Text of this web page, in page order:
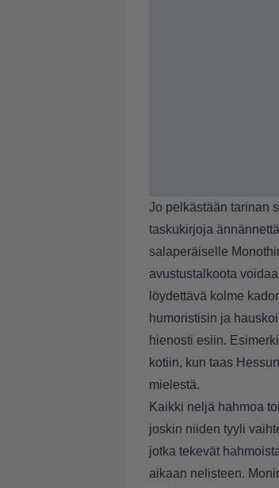
Jo pelkästään tarinan
taskukirjoja
salaperäiselle
avustustalkoota
löydettävä kolme
humoristisin ja
hienosti esiin.
kotiin, kun taas
mielestä.
Kaikki neljä hahmoa
joskin niiden tyyli
jotka tekevät
aikaan nelisteen.